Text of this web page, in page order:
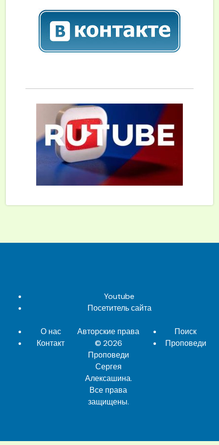
Youtube
Посетитель сайта
О нас
Контакт
Авторские права
© 2026
Проповеди
Сергея
Алексашина.
Все права
защищены.
Поиск
Проповеди